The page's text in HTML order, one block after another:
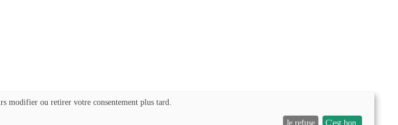
modifier ou retirer votre consentement plus tard.
Je refuse C'est bon.